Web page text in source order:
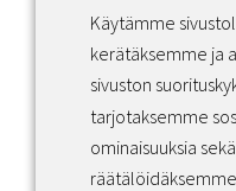
Facebook
Sopimusehdot
Käytämme
kerätäksemme ja
sivuston
tarjotaksemme
ominaisuuksia